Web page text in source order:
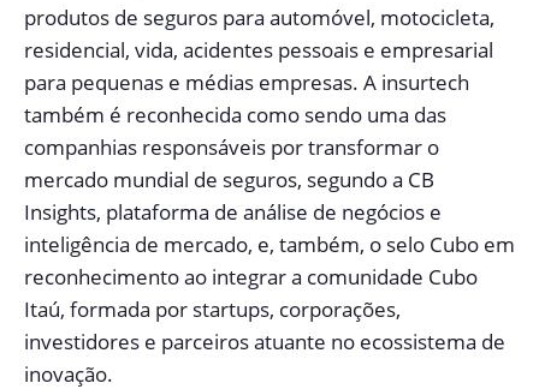
produtos de seguros para automóvel, motocicleta,
residencial, vida, acidentes pessoais e empresarial
para pequenas e médias empresas. A insurtech
também é reconhecida como sendo uma das
companhias responsáveis por transformar o
mercado mundial de seguros, segundo a CB
Insights, plataforma de análise de negócios e
inteligência de mercado, e, também, o selo Cubo em
reconhecimento ao integrar a comunidade Cubo
Itaú, formada por startups, corporações,
investidores e parceiros atuante no ecossistema de
inovação.